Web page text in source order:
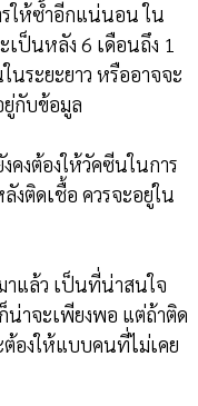
ให้ซ้ำอีกแน่นอน ใน
ป็นหลัง 6 เดือนถึง 1
ระยะยาว หรืออาจจะ
กับข้อมูล
คงต้องให้วัคซีนในการ
งติดเชื้อ ควรจะอยู่ใน
าแล้ว เป็นที่น่าสนใจ
น่าจะเพียงพอ แต่ถ้าติด
องให้แบบคนที่ไม่เคย